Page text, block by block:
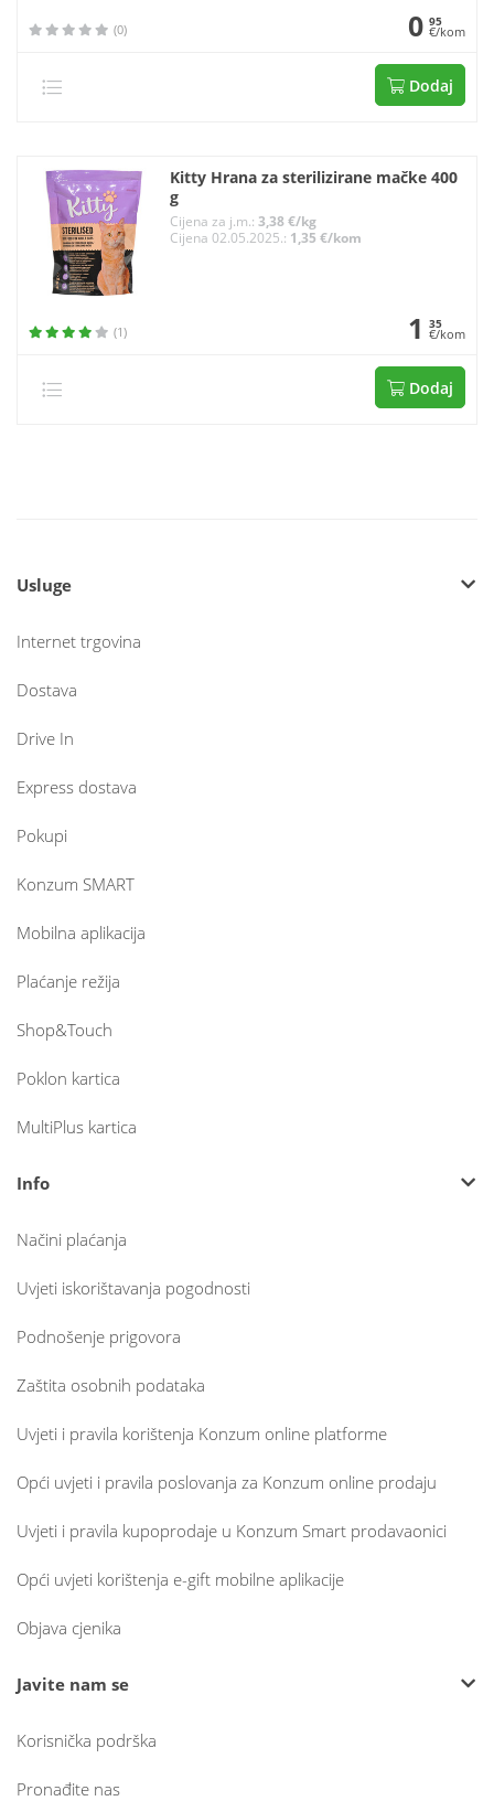
(0) 0 95
€/kom
Dodaj
Kitty Hrana za sterilizirane mačke 400
g
Cijena za j.m.: 3,38 €/kg
Cijena 02.05.2025.: 1,35 €/kom
(1) 1 35
€/kom
Dodaj
Usluge
Internet trgovina
Dostava
Drive In
Express dostava
Pokupi
Konzum SMART
Mobilna aplikacija
Plaćanje režija
Shop&Touch
Poklon kartica
MultiPlus kartica
Info
Načini plaćanja
Uvjeti iskorištavanja pogodnosti
Podnošenje prigovora
Zaštita osobnih podataka
Uvjeti i pravila korištenja Konzum online platforme
Opći uvjeti i pravila poslovanja za Konzum online prodaju
Uvjeti i pravila kupoprodaje u Konzum Smart prodavaonici
Opći uvjeti korištenja e-gift mobilne aplikacije
Objava cjenika
Javite nam se
Korisnička podrška
Pronađite nas